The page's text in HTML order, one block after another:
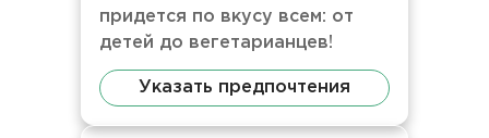
придется по вкусу всем: от
детей до вегетарианцев!
Указать предпочтения